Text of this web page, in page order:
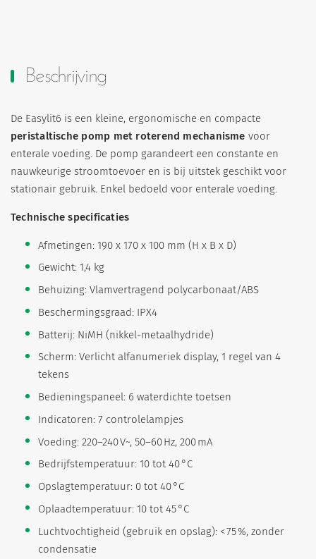
Beschrijving
De Easylit6 is een kleine, ergonomische en compacte
peristaltische pomp met roterend mechanisme voor
enterale voeding. De pomp garandeert een constante en
nauwkeurige stroomtoevoer en is bij uitstek geschikt voor
stationair gebruik. Enkel bedoeld voor enterale voeding.
Technische specificaties
Afmetingen: 190 x 170 x 100 mm (H x B x D)
Gewicht: 1,4 kg
Behuizing: Vlamvertragend polycarbonaat/ABS
Beschermingsgraad: IPX4
Batterij: NiMH (nikkel-metaalhydride)
Scherm: Verlicht alfanumeriek display, 1 regel van 4
tekens
Bedieningspaneel: 6 waterdichte toetsen
Indicatoren: 7 controlelampjes
Voeding: 220–240 V~, 50–60 Hz, 200 mA
Bedrijfstemperatuur: 10 tot 40 °C
Opslagtemperatuur: 0 tot 40 °C
Oplaadtemperatuur: 10 tot 45 °C
Luchtvochtigheid (gebruik en opslag): < 75 %, zonder
condensatie